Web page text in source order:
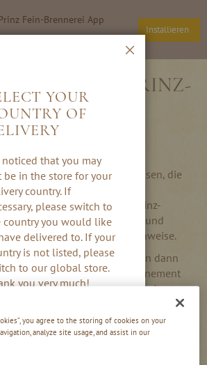
Fein-Brennerei App
Installieren
Suche
SIE DEN PRINZ-
Laufenden mit den Schnäpsen, die
unserem mehrmals im Jahr
erwarten Sie neue Prinz-
Rezepte, aktuelle Angebote und
und Veranstaltungshinweise.
das Formular aus. Sie erhalten dann
per E-Mail, um Ihr Abonnement
können den Newsletter jederzeit
Abmeldeformular
das Abonnement des Newsletters
you agree to the storing of cookies on your
analyze site usage, and assist in our
YOUR
OF
noticed that you may
be in the store for your
country. If
please switch to
country you would like
delivered to. If your
is not listed, please
to our global store.
you very much!
Österreich
Deutschland